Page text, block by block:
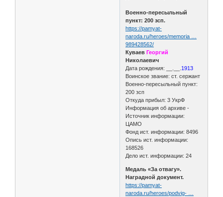
Военно-пересыльный
пункт: 200 зсп.
https://pamyat-
naroda.ru/heroes/memoria …
989428562/
Куваев Георгий
Николаевич
Дата рождения: __.__. 1913
Воинское звание: ст. сержант
Военно-пересыльный пункт:
200 зсп
Откуда прибыл: 3 УкрФ
Информация об архиве -
Источник информации:
ЦАМО
Фонд ист. информации: 8496
Опись ист. информации:
168526
Дело ист. информации: 24
Медаль «За отвагу».
Наградной документ.
https://pamyat-
naroda.ru/heroes/podvig- …